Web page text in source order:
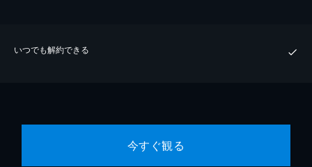
いつでも解約できる
今すぐ観る